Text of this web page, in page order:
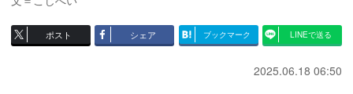
ポスト シェア ブックマーク LINEで送る
2025.06.18 06:50